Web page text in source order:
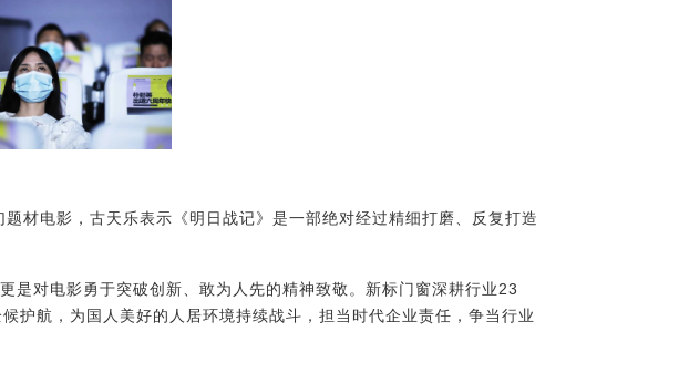
材电影，古天乐表示《明日战记》是一部绝对经过精细打磨、反复打造
是对电影勇于突破创新、敢为人先的精神致敬。新标门窗深耕行业23
护航，为国人美好的人居环境持续战斗，担当时代企业责任，争当行业